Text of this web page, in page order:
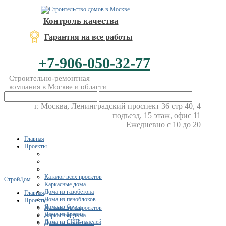
Контроль качества
Гарантия на все работы
+7-906-050-32-77
Строительно-ремонтная
компания в Москве и области
г. Москва, Ленинградский проспект 36 стр 40, 4
подъезд, 15 этаж, офис 11
Ежедневно с 10 до 20
Главная
Проекты
Каталог всех проектов
Каркасные дома
Дома из газобетона
Дома из пеноблоков
Дома из бруса
Дома из бревна
Дома из СИП-панелей
СтройДом
Главная
Проекты
Каталог всех проектов
Каркасные дома
Дома из газобетона